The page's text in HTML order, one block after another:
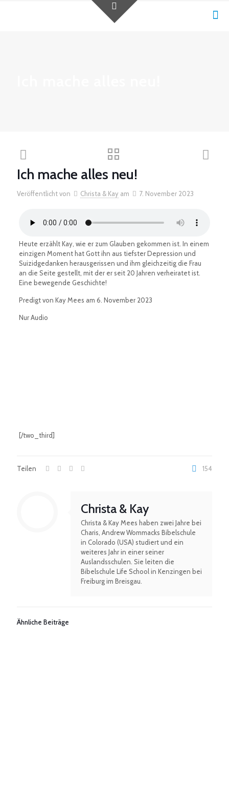
Ich mache alles neu!
Veröffentlicht von Christa & Kay am 7. November 2023
Heute erzählt Kay, wie er zum Glauben gekommen ist. In einem
einzigen Moment hat Gott ihn aus tiefster Depression und
Suizidgedanken herausgerissen und ihm gleichzeitig die Frau
an die Seite gestellt, mit der er seit 20 Jahren verheiratet ist.
Eine bewegende Geschichte!
Predigt von Kay Mees am 6. November 2023
Nur Audio
[/two_third]
Teilen 154
Christa & Kay
Christa & Kay Mees haben zwei Jahre bei
Charis, Andrew Wommacks Bibelschule
in Colorado (USA) studiert und ein
weiteres Jahr in einer seiner
Auslandsschulen. Sie leiten die
Bibelschule Life School in Kenzingen bei
Freiburg im Breisgau.
Ähnliche Beiträge